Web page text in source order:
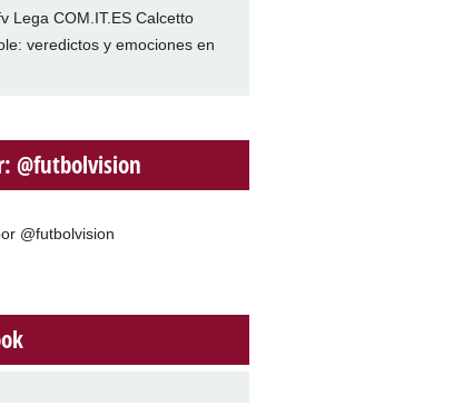
Lega COM.IT.ES Calcetto
veredictos y emociones en
@futbolvision
@futbolvision